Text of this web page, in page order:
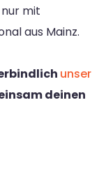
mit
aus Mainz.
unser
deinen